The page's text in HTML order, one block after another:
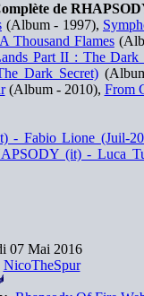
de
(Album - 1997),
Thousand Flames
Part II : The Dark
Dark Secret)
(Album - 2010), From
- Fabio Lione (Juil-
(it) - Luca
07 Mai 2016
NicoTheSpur